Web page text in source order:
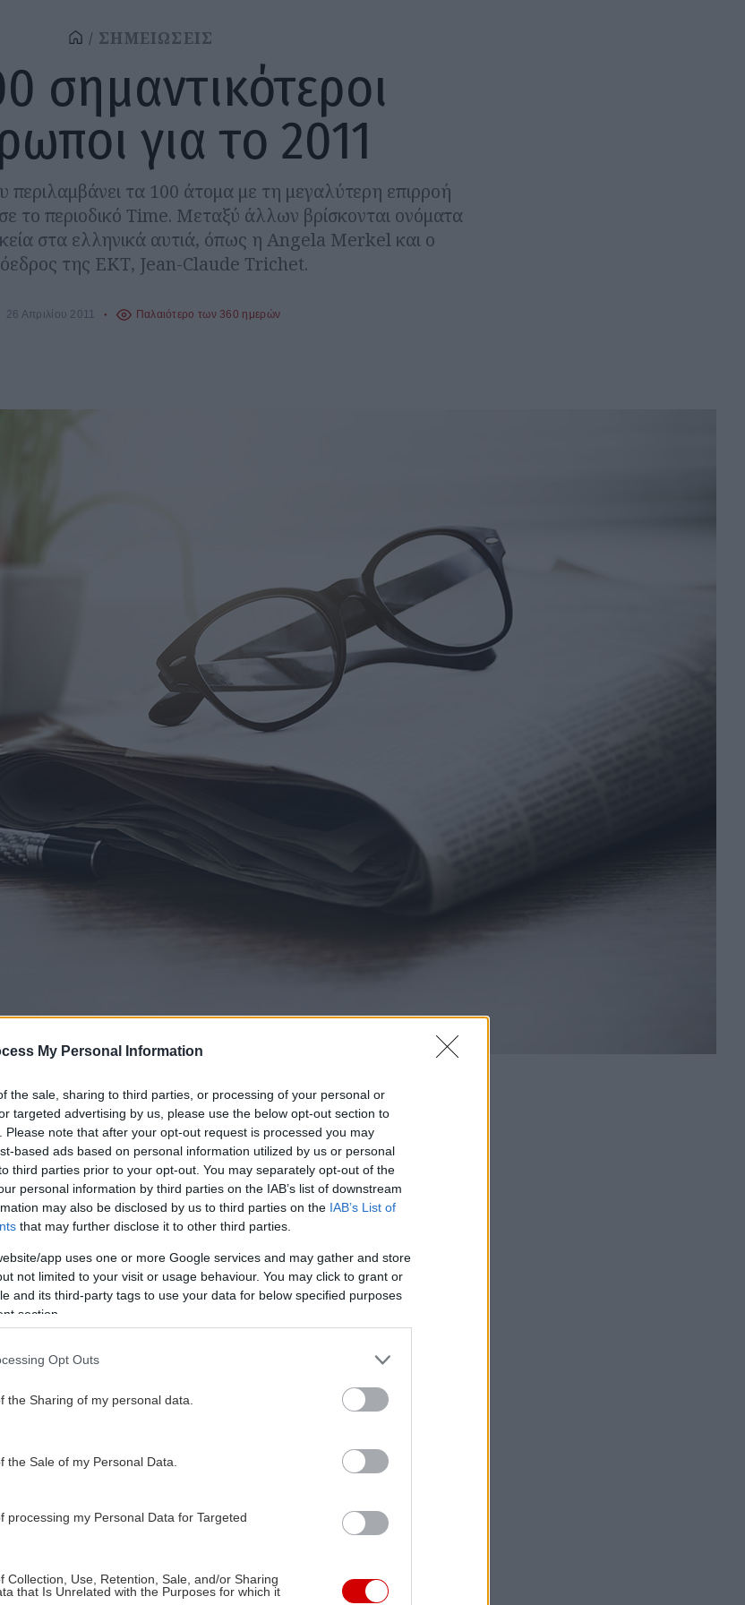
My Personal Information
the sale, sharing to third parties, or processing of your personal or
targeted advertising by us, please use the below opt-out section to
Please note that after your opt-out request is processed you may
based ads based on personal information utilized by us or personal
third parties prior to your opt-out. You may separately opt-out of the
personal information by third parties on the IAB’s list of downstream
may also be disclosed by us to third parties on the IAB’s List of
that may further disclose it to other third parties.
app uses one or more Google services and may gather and store
not limited to your visit or usage behaviour. You may click to grant or
and its third-party tags to use your data for below specified purposes
section.
Opt Outs
the Sharing of my personal data.
the Sale of my Personal Data.
processing my Personal Data for Targeted
Collection, Use, Retention, Sale, and/or Sharing
that Is Unrelated with the Purposes for which it
ΣΗΜΕΙΩΣΕΙΣ
σημαντικότεροι
για το 2011
περιλαμβάνει τα 100 άτομα με τη μεγαλύτερη επιρροή
το περιοδικό Time. Μεταξύ άλλων βρίσκονται ονόματα
στα ελληνικά αυτιά, όπως η Angela Merkel και ο
της ΕΚΤ, Jean-Claude Trichet.
26 Απριλίου 2011 Παλαιότερο των 360 ημερών